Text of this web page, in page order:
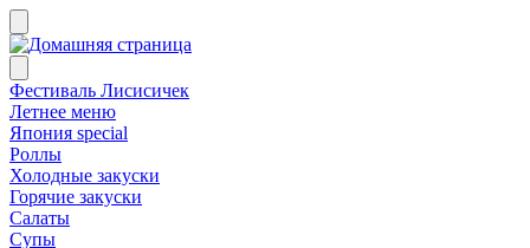
Фестиваль Лисисичек
Летнее меню
Япония special
Роллы
Холодные закуски
Горячие закуски
Салаты
Супы